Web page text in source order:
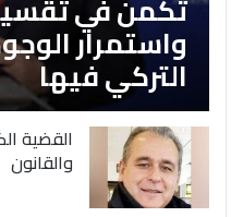
واستمرار
التركي فيها
القضية
والقانون